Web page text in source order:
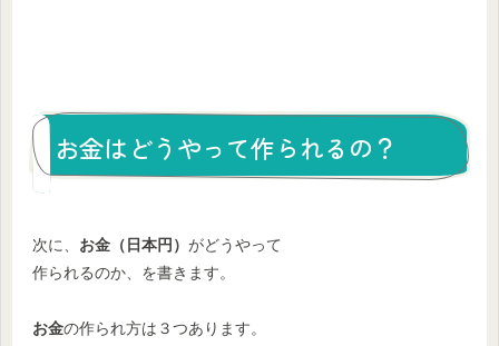
お金はどうやって作られるの？
次に、 お金（日本円） がどうやって
作られるのか、を書きます。
お金の作られ方は３つあります。